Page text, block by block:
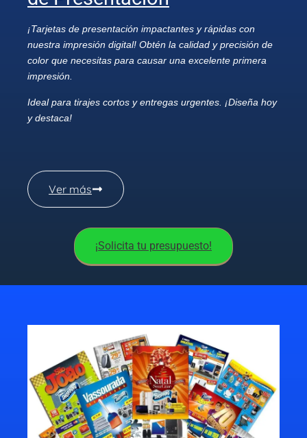
¡Tarjetas de presentación impactantes y rápidas con
nuestra impresión digital! Obtén la calidad y precisión de
color que necesitas para causar una excelente primera
impresión.
Ideal para tirajes cortos y entregas urgentes. ¡Diseña hoy
y destaca!
Ver más
¡Solicita tu presupuesto!